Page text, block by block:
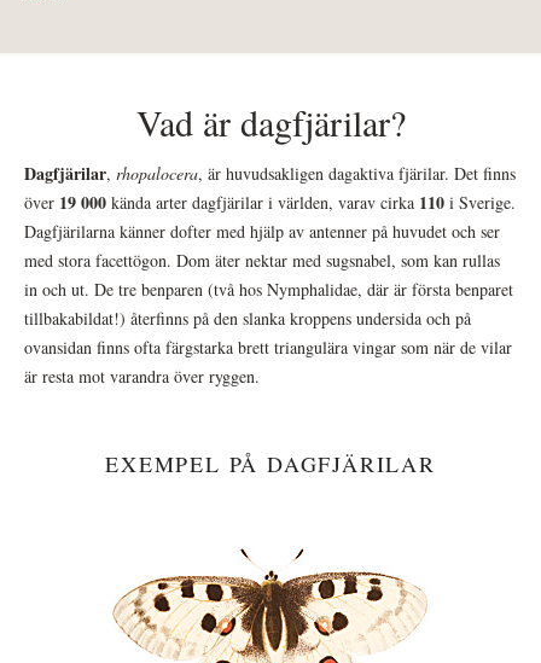
Vad är dagfjärilar?
Dagfjärilar, rhopalocera, är huvudsakligen dagaktiva fjärilar. Det finns
över 19 000 kända arter dagfjärilar i världen, varav cirka 110 i Sverige.
Dagfjärilarna känner dofter med hjälp av antenner på huvudet och ser
med stora facettögon. Dom äter nektar med sugsnabel, som kan rullas
in och ut. De tre benparen (två hos Nymphalidae, där är första benparet
tillbakabildat!) återfinns på den slanka kroppens undersida och på
ovansidan finns ofta färgstarka brett triangulära vingar som när de vilar
är resta mot varandra över ryggen.
EXEMPEL PÅ DAGFJÄRILAR